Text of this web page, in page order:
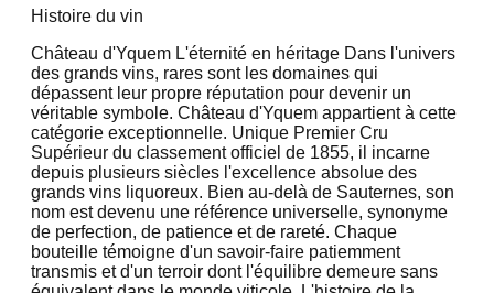
Histoire du vin
Château d'Yquem L'éternité en héritage Dans l'univers
des grands vins, rares sont les domaines qui
dépassent leur propre réputation pour devenir un
véritable symbole. Château d'Yquem appartient à cette
catégorie exceptionnelle. Unique Premier Cru
Supérieur du classement officiel de 1855, il incarne
depuis plusieurs siècles l'excellence absolue des
grands vins liquoreux. Bien au-delà de Sauternes, son
nom est devenu une référence universelle, synonyme
de perfection, de patience et de rareté. Chaque
bouteille témoigne d'un savoir-faire patiemment
transmis et d'un terroir dont l'équilibre demeure sans